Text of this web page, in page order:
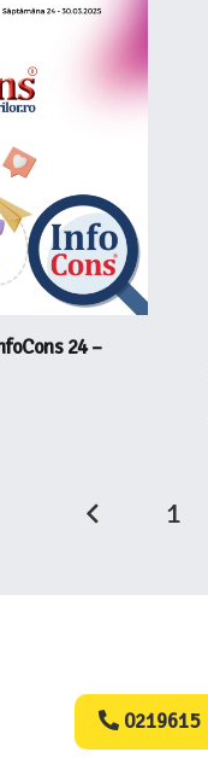
24 –
1
0219615